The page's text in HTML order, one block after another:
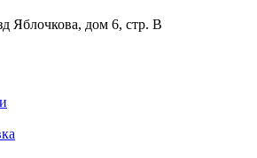
Яблочкова, дом 6, стр. В